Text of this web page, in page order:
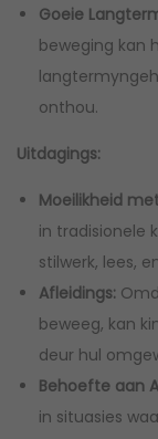
Goeie
beweging kan
onthou.
Uitdagings:
Moeilikheid
in tradisionele
stilwerk, lees,
Afleidings:
beweeg, kan
deur hul
Behoefte aan
in situasies